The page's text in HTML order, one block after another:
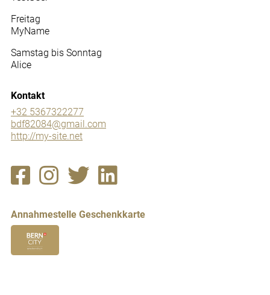
Freitag
MyName
Samstag bis Sonntag
Alice
Kontakt
+32 5367322277
bdf82084@gmail.com
http://my-site.net
Annahmestelle Geschenkkarte